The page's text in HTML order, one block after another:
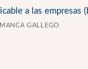
a las empresas
GALLEGO